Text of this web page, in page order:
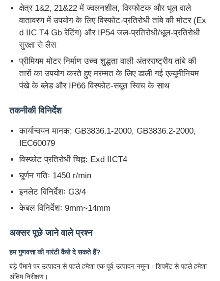
क्षेत्र 1&2, 21&22 में ज्वलनशील, विस्फोटक और धूल वाले
वातावरण में उपयोग के लिए विस्फोट-प्रतिरोधी तांबे की मोटर (Ex
d IIC T4 Gb रेटिंग) और IP54 जल-प्रतिरोधी/धूल-प्रतिरोधी
सुरक्षा से लैस
प्रीमियम मोटर निर्माण उच्च शुद्धता वाली अंतरराष्ट्रीय तांबे की
तारों का उपयोग करते हुए मरम्मत के लिए डाली गई एल्यूमीनियम
पंखे के ब्लेड और IP66 विस्फोट-सबूत स्विच के साथ
तकनीकी विनिर्देश
कार्यान्वयन मानक: GB3836.1-2000, GB3836.2-2000,
IEC60079
विस्फोट प्रतिरोधी चिह्न: Exd IICT4
घूर्णन गतिः 1450 r/min
इनलेट विनिर्देशः G3/4
केबल विनिर्देशः 9mm~14mm
अक्सर पूछे जाने वाले प्रश्न
हम गुणवत्ता की गारंटी कैसे दे सकते हैं?
बड़े पैमाने पर उत्पादन से पहले हमेशा एक पूर्व-उत्पादन नमूना। शिपमेंट से पहले हमेशा
अंतिम निरीक्षण।